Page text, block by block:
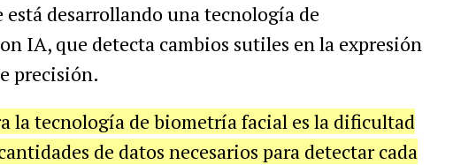
desarrollando una tecnología de
IA, que detecta cambios sutiles en la expresión
precisión.
la tecnología de biometría facial es la dificultad
de datos necesarios para detectar cada